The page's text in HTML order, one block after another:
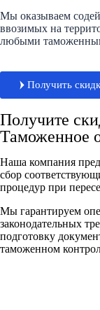
Мы оказываем
ввозимых на
любыми
Получить
Получите
Таможенное
Наша компания
сбор
процедур при
Мы гарантируем
законодательных
подготовку
таможенном